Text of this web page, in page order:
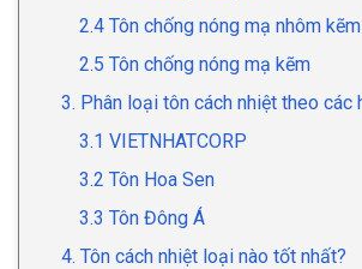
2.4 Tôn chống nóng mạ nhôm kẽm
2.5 Tôn chống nóng mạ kẽm
3. Phân loại tôn cách nhiệt theo các
3.1 VIETNHATCORP
3.2 Tôn Hoa Sen
3.3 Tôn Đông Á
4. Tôn cách nhiệt loại nào tốt nhất?